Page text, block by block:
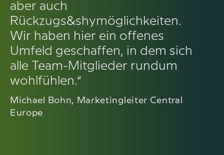
aber auch
Rückzugs&shymöglichkeiten.
Wir haben hier ein offenes
Umfeld geschaffen, in dem sich
alle Team-Mitglieder rundum
wohlfühlen.“
Michael Bohn, Marketingleiter Central
Europe